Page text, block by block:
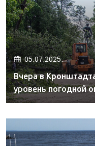
05.07.2025.
Вчера в
уровень погодной